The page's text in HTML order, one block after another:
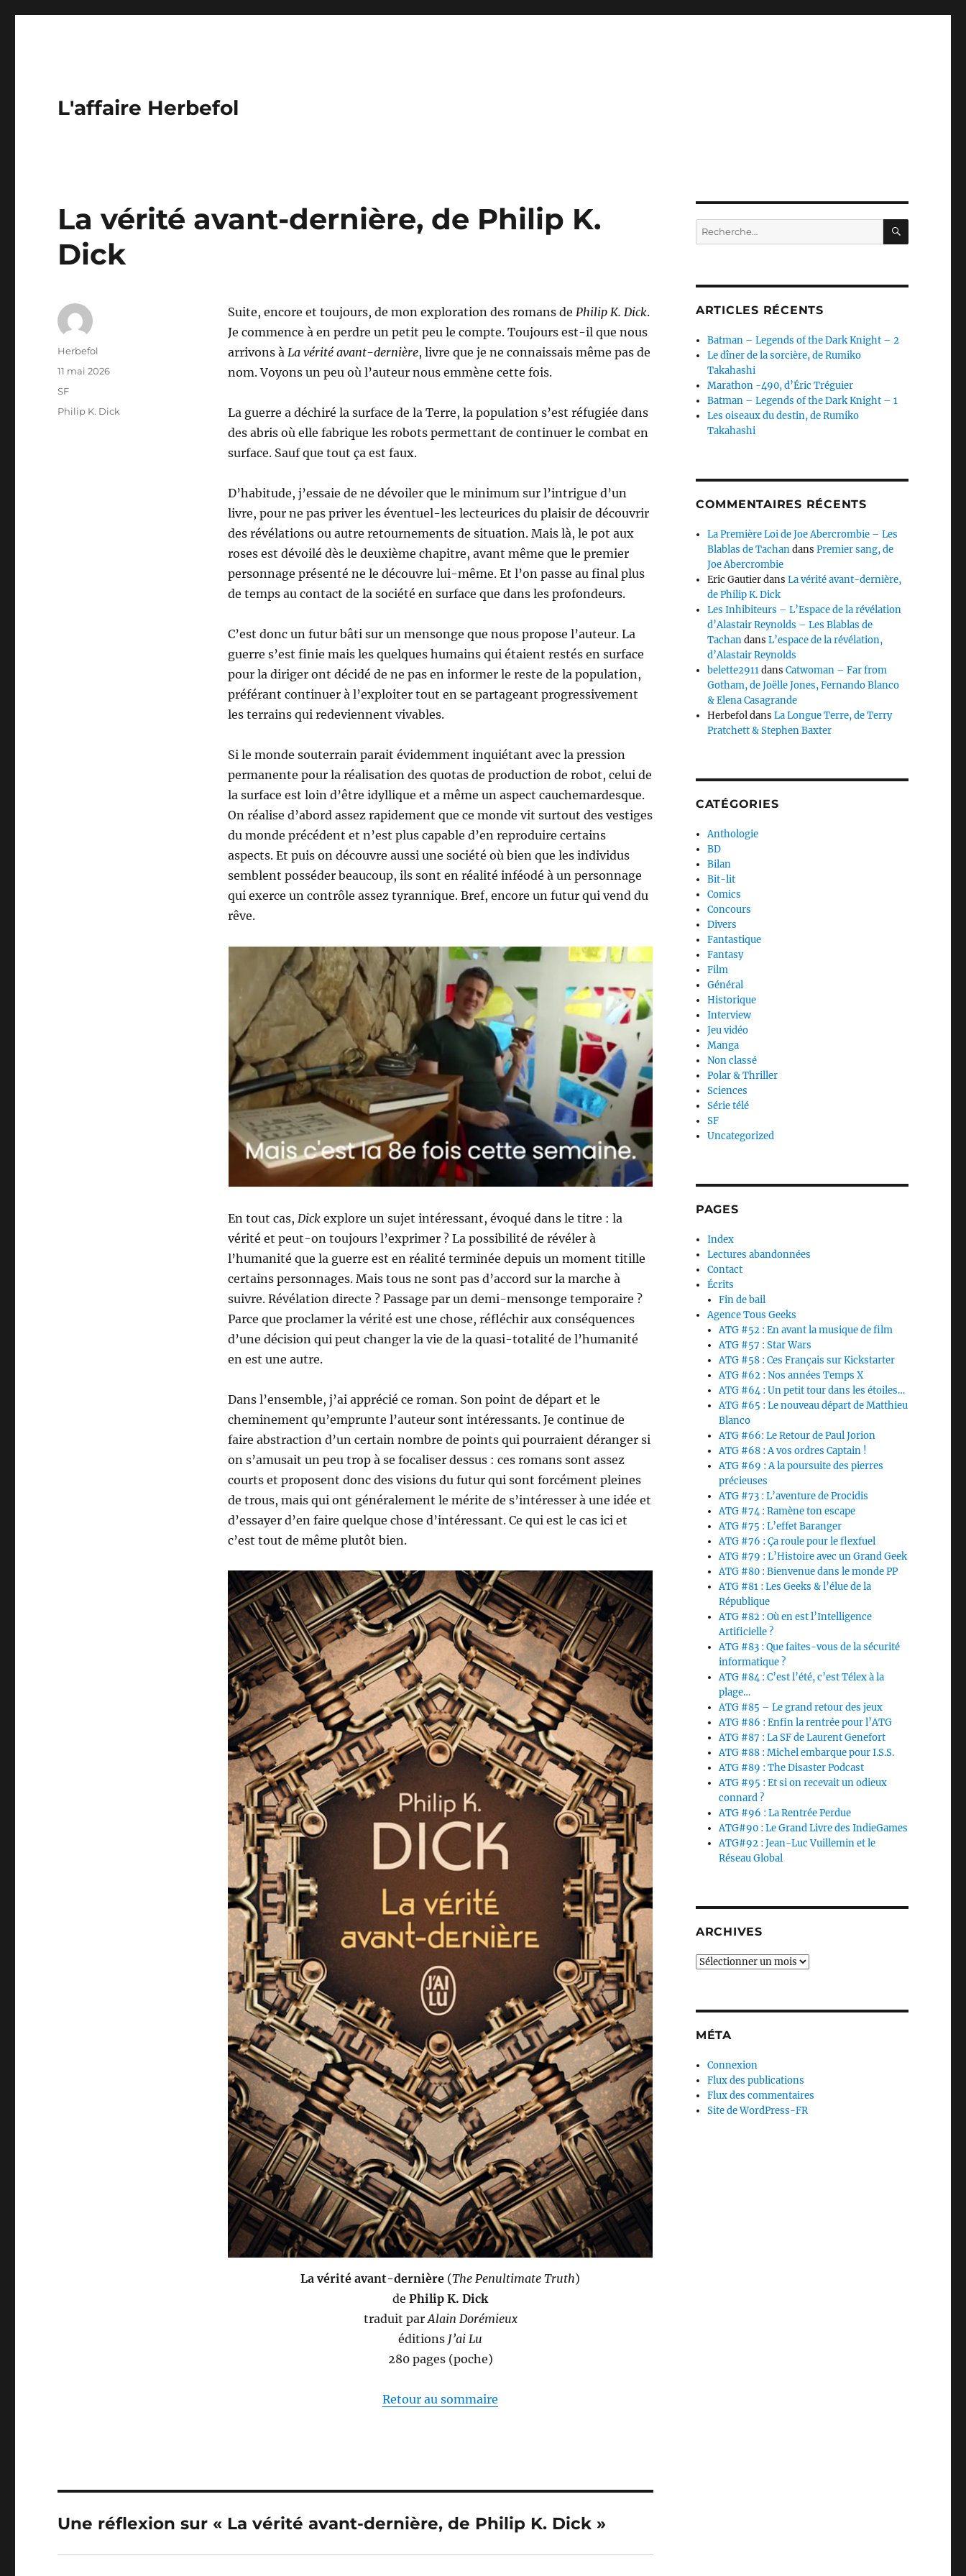
L'affaire Herbefol
La vérité avant-dernière, de Philip K.
Dick
Suite, encore et toujours, de mon exploration des romans de Philip K. Dick.
Je commence à en perdre un petit peu le compte. Toujours est-il que nous
arrivons à La vérité avant-dernière, livre que je ne connaissais même pas de
nom. Voyons un peu où l’auteur nous emmène cette fois.
La guerre a déchiré la surface de la Terre, la population s’est réfugiée dans
des abris où elle fabrique les robots permettant de continuer le combat en
surface. Sauf que tout ça est faux.
D’habitude, j’essaie de ne dévoiler que le minimum sur l’intrigue d’un
livre, pour ne pas priver les éventuel-les lecteurices du plaisir de découvrir
des révélations ou autre retournements de situation. Mais là, le pot aux
roses est dévoilé dès le deuxième chapitre, avant même que le premier
personnage présenté ne le découvre lui-même. Et l’on passe au final plus
de temps au contact de la société en surface que dans les profondeurs.
C’est donc un futur bâti sur un mensonge que nous propose l’auteur. La
guerre s’est finie mais les quelques humains qui étaient restés en surface
pour la diriger ont décidé de ne pas en informer le reste de la population,
préférant continuer à l’exploiter tout en se partageant progressivement
les terrains qui redeviennent vivables.
Si le monde souterrain parait évidemment inquiétant avec la pression
permanente pour la réalisation des quotas de production de robot, celui de
la surface est loin d’être idyllique et a même un aspect cauchemardesque.
On réalise d’abord assez rapidement que ce monde vit surtout des vestiges
du monde précédent et n’est plus capable d’en reproduire certains
aspects. Et puis on découvre aussi une société où bien que les individus
semblent posséder beaucoup, ils sont en réalité inféodé à un personnage
qui exerce un contrôle assez tyrannique. Bref, encore un futur qui vend du
rêve.
En tout cas, Dickexplore un sujet intéressant, évoqué dans le titre : la
vérité et peut-on toujours l’exprimer ? La possibilité de révéler à
l’humanité que la guerre est en réalité terminée depuis un moment titille
certains personnages. Mais tous ne sont pas d’accord sur la marche à
suivre. Révélation directe ? Passage par un demi-mensonge temporaire ?
Parce que proclamer la vérité est une chose, réfléchir aux conséquences
d’une décision qui peut changer la vie de la quasi-totalité de l’humanité
en est une autre.
Dans l’ensemble, j’ai apprécié ce roman. Son point de départ et le
cheminement qu’emprunte l’auteur sont intéressants. Je continue de
faire abstraction d’un certain nombre de points qui pourraient déranger si
on s’amusait un peu trop à se focaliser dessus : ces romans sont assez
courts et proposent donc des visions du futur qui sont forcément pleines
de trous, mais qui ont généralement le mérite de s’intéresser à une idée et
d’essayer d’en faire quelque chose d’intéressant. Ce qui est le cas ici et
c’est tout de même plutôt bien.
La vérité avant-dernière (The Penultimate Truth)
dePhilip K. Dick
traduit parAlain Dorémieux
éditions J’ai Lu
280 pages (poche)
Retour au sommaire
Auteur
Herbefol
Publié
11 mai 2026
Catégories
SF
Étiquettes
Philip K. Dick
Une réflexion sur « La vérité avant-dernière, de Philip K. Dick »
Recherche
pour :
ARTICLES RÉCENTS
Batman – Legends of the Dark Knight – 2
Le dîner de la sorcière, de Rumiko
Takahashi
Marathon -490, d’Éric Tréguier
Batman – Legends of the Dark Knight – 1
Les oiseaux du destin, de Rumiko
Takahashi
COMMENTAIRES RÉCENTS
La Première Loi de Joe Abercrombie – Les
Blablas de TachandansPremier sang, de
Joe Abercrombie
Eric GautierdansLa vérité avant-dernière,
de Philip K. Dick
Les Inhibiteurs – L’Espace de la révélation
d’Alastair Reynolds – Les Blablas de
TachandansL’espace de la révélation,
d’Alastair Reynolds
belette2911dansCatwoman – Far from
Gotham, de Joëlle Jones, Fernando Blanco
& Elena Casagrande
HerbefoldansLa Longue Terre, de Terry
Pratchett & Stephen Baxter
CATÉGORIES
Anthologie
BD
Bilan
Bit-lit
Comics
Concours
Divers
Fantastique
Fantasy
Film
Général
Historique
Interview
Jeu vidéo
Manga
Non classé
Polar & Thriller
Sciences
Série télé
SF
Uncategorized
PAGES
Index
Lectures abandonnées
Contact
Écrits
Fin de bail
Agence Tous Geeks
ATG #52 : En avant la musique de film
ATG #57 : Star Wars
ATG #58 : Ces Français sur Kickstarter
ATG #62 : Nos années Temps X
ATG #64 : Un petit tour dans les étoiles…
ATG #65 : Le nouveau départ de Matthieu
Blanco
ATG #66: Le Retour de Paul Jorion
ATG #68 : A vos ordres Captain !
ATG #69 : A la poursuite des pierres
précieuses
ATG #73 : L’aventure de Procidis
ATG #74 : Ramène ton escape
ATG #75 : L’effet Baranger
ATG #76 : Ça roule pour le flexfuel
ATG #79 : L’Histoire avec un Grand Geek
ATG #80 : Bienvenue dans le monde PP
ATG #81 : Les Geeks & l’élue de la
République
ATG #82 : Où en est l’Intelligence
Artificielle ?
ATG #83 : Que faites-vous de la sécurité
informatique ?
ATG #84 : C’est l’été, c’est Télex à la
plage…
ATG #85 – Le grand retour des jeux
ATG #86 : Enfin la rentrée pour l’ATG
ATG #87 : La SF de Laurent Genefort
ATG #88 : Michel embarque pour I.S.S.
ATG #89 : The Disaster Podcast
ATG #95 : Et si on recevait un odieux
connard ?
ATG #96 : La Rentrée Perdue
ATG#90 : Le Grand Livre des IndieGames
ATG#92 : Jean-Luc Vuillemin et le
Réseau Global
ARCHIVES
Archives
MÉTA
Connexion
Flux des publications
Flux des commentaires
Site de WordPress-FR